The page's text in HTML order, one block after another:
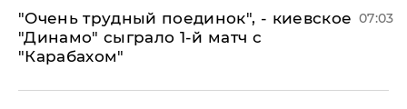
"Очень трудный поединок", - киевское
"Динамо" сыграло 1-й матч с
"Карабахом"
07:03